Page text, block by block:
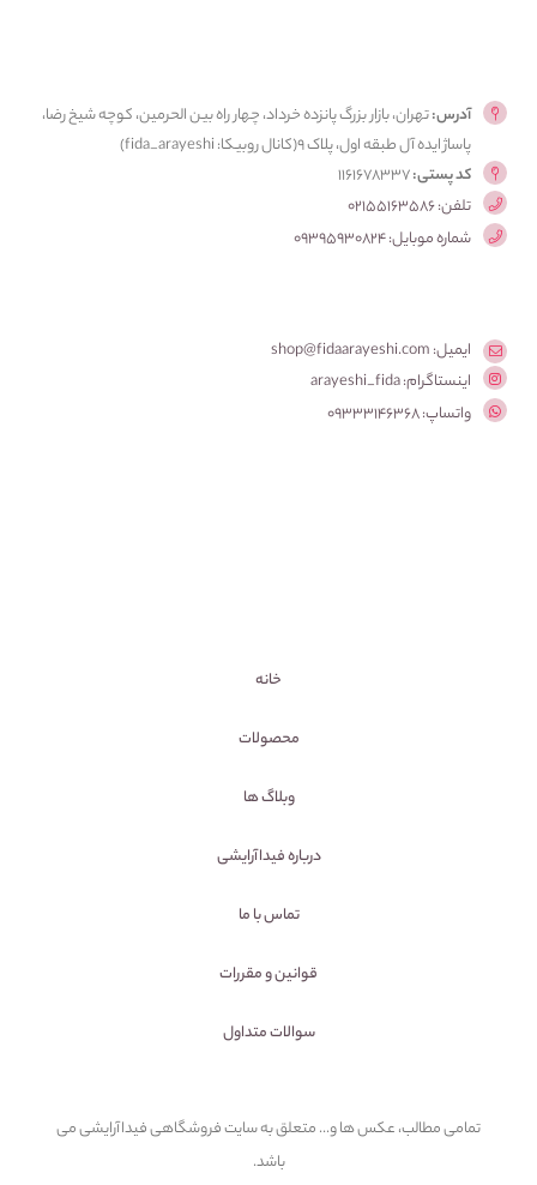
آدرس:تهران، بازار بزرگ پانزده خرداد، چهار راه بین الحرمین، کوچه شیخ رضا،
پاساژ ایده آل طبقه اول، پلاک ۹(کانال روبیکا: fida_arayeshi)
کد پستی:1161678337
تلفن: 02155163586
شماره موبایل: 09395930824
ایمیل: shop@fidaarayeshi.com
اینستاگرام: arayeshi_fida
واتساپ: 09333146368
خانه
محصولات
وبلاگ ها
درباره فیداآرایشی
تماس با ما
قوانین و مقررات
سوالات متداول
تمامی مطالب، عکس ها و... متعلق به سایت فروشگاهی فیداآرایشی می
باشد.